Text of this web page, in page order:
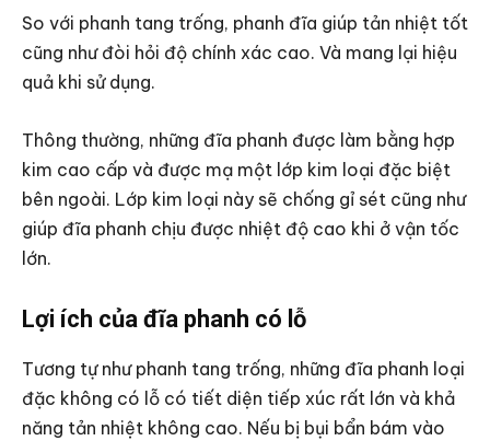
So với phanh tang trống, phanh đĩa giúp tản nhiệt tốt
cũng như đòi hỏi độ chính xác cao. Và mang lại hiệu
quả khi sử dụng.
Thông thường, những đĩa phanh được làm bằng hợp
kim cao cấp và được mạ một lớp kim loại đặc biệt
bên ngoài. Lớp kim loại này sẽ chống gỉ sét cũng như
giúp đĩa phanh chịu được nhiệt độ cao khi ở vận tốc
lớn.
Lợi ích của đĩa phanh có lỗ
Tương tự như phanh tang trống, những đĩa phanh loại
đặc không có lỗ có tiết diện tiếp xúc rất lớn và khả
năng tản nhiệt không cao. Nếu bị bụi bẩn bám vào